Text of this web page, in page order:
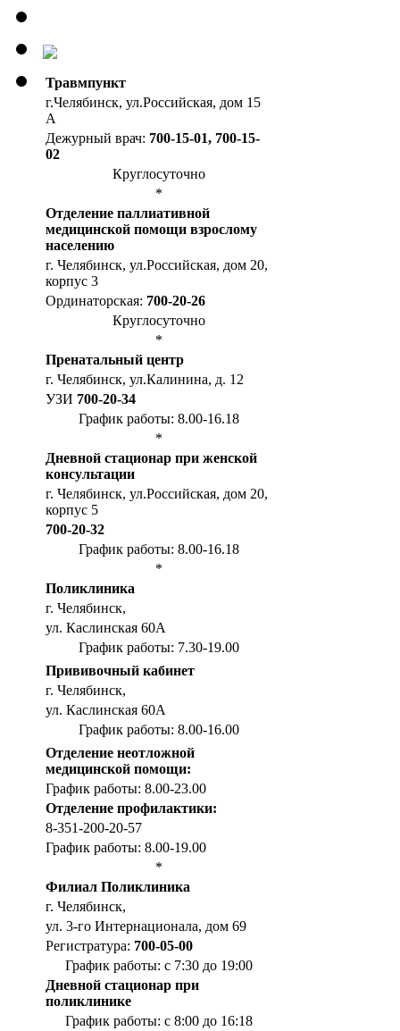
Травмпункт
г.Челябинск, ул.Российская, дом 15
А
Дежурный врач: 700-15-01, 700-15-
02
Круглосуточно
*
Отделение паллиативной
медицинской помощи взрослому
населению
г. Челябинск, ул.Российская, дом 20,
корпус 3
Ординаторская: 700-20-26
Круглосуточно
*
Пренатальный центр
г. Челябинск, ул.Калинина, д. 12
УЗИ 700-20-34
График работы: 8.00-16.18
*
Дневной стационар при женской
консультации
г. Челябинск, ул.Российская, дом 20,
корпус 5
700-20-32
График работы: 8.00-16.18
*
Поликлиника
г. Челябинск,
ул. Каслинская 60А
График работы: 7.30-19.00
Прививочный кабинет
г. Челябинск,
ул. Каслинская 60А
График работы: 8.00-16.00
Отделение неотложной
медицинской помощи:
График работы: 8.00-23.00
Отделение профилактики:
8-351-200-20-57
График работы: 8.00-19.00
*
Филиал Поликлиника
г. Челябинск,
ул. 3-го Интернационала, дом 69
Регистратура: 700-05-00
График работы: с 7:30 до 19:00
Дневной стационар при
поликлинике
График работы: с 8:00 до 16:18